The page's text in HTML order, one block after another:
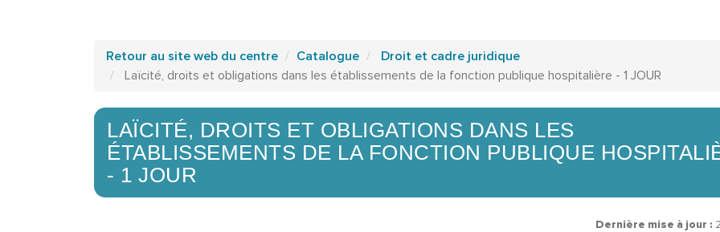
Retour au site web du centre Catalogue
Droit et cadre juridique
Laïcité, droits et obligations dans les établissements de la fonction publique hospitalière - 1 JOUR
LAÏCITÉ, DROITS ET OBLIGATIONS DANS LES
ÉTABLISSEMENTS DE LA FONCTION PUBLIQUE
- 1 JOUR
Dernière mise à jour :